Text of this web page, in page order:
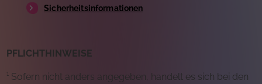
Sicherheitsinformationen
PFLICHTHINWEISE
¹ Sofern nicht anders angegeben, handelt es sich bei den